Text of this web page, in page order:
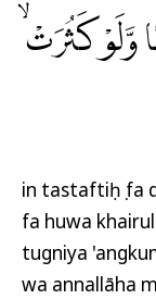
وَّلَوْ كَثُرَتْۙ
in tastaftiḥụ fa
fa huwa khairul
tugniya
wa annallāha